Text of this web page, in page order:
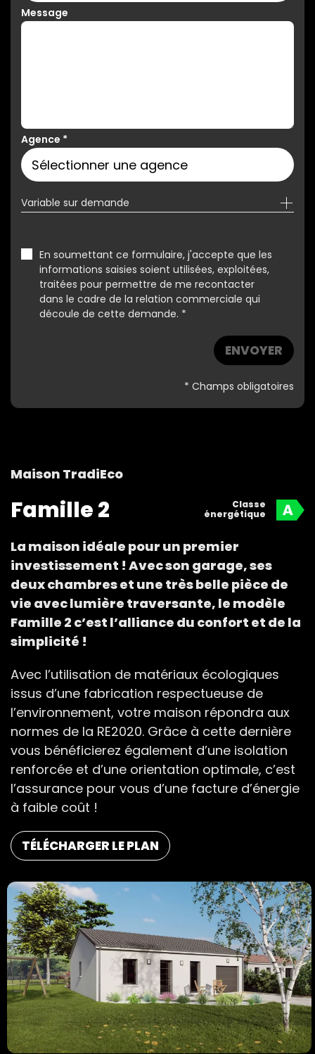
Message
Agence *
Variable sur demande
En soumettant ce formulaire, j'accepte que les
informations saisies soient utilisées, exploitées,
traitées pour permettre de me recontacter
dans le cadre de la relation commerciale qui
découle de cette demande. *
ENVOYER
* Champs obligatoires
Maison TradiEco
Famille 2
Classe
énergétique
La maison idéale pour un premier
investissement ! Avec son garage, ses
deux chambres et une très belle pièce de
vie avec lumière traversante, le modèle
Famille 2 c’est l’alliance du confort et de la
simplicité !
Avec l’utilisation de matériaux écologiques
issus d’une fabrication respectueuse de
l’environnement, votre maison répondra aux
normes de la RE2020. Grâce à cette dernière
vous bénéficierez également d’une isolation
renforcée et d’une orientation optimale, c’est
l’assurance pour vous d’une facture d’énergie
à faible coût !
TÉLÉCHARGER LE PLAN